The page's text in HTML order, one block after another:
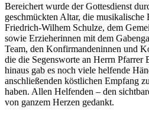
Bereichert wurde der Gottesdienst
geschmückten Altar, die
Friedrich-Wilhem Schulze, dem
sowie Erzieherinnen mit dem
Team, den Konfirmandeninnen und
die die Segensworte an Herrn Pfarrer
hinaus gab es noch viele helfende
anschließenden köstlichen Empfang
haben. Allen Helfenden – den
von ganzem Herzen gedankt.